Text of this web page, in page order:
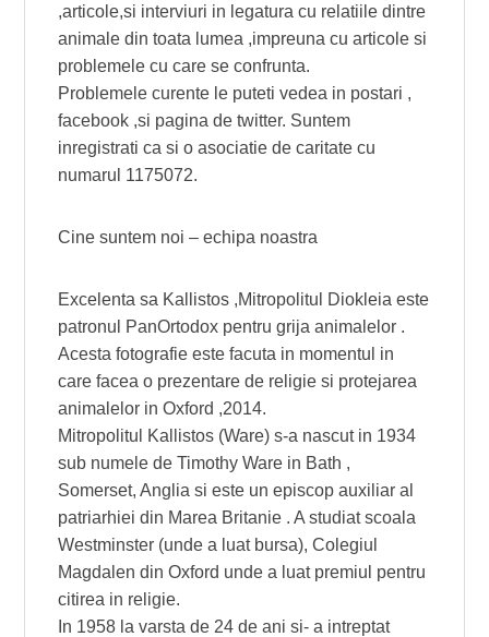
,articole,si interviuri in legatura cu relatiile dintre
animale din toata lumea ,impreuna cu articole si
problemele cu care se confrunta.
Problemele curente le puteti vedea in postari ,
facebook ,si pagina de twitter. Suntem
inregistrati ca si o asociatie de caritate cu
numarul 1175072.
Cine suntem noi – echipa noastra
Excelenta sa Kallistos ,Mitropolitul Diokleia este
patronul PanOrtodox pentru grija animalelor .
Acesta fotografie este facuta in momentul in
care facea o prezentare de religie si protejarea
animalelor in Oxford ,2014.
Mitropolitul Kallistos (Ware) s-a nascut in 1934
sub numele de Timothy Ware in Bath ,
Somerset, Anglia si este un episcop auxiliar al
patriarhiei din Marea Britanie . A studiat scoala
Westminster (unde a luat bursa), Colegiul
Magdalen din Oxford unde a luat premiul pentru
citirea in religie.
In 1958 la varsta de 24 de ani si- a intreptat